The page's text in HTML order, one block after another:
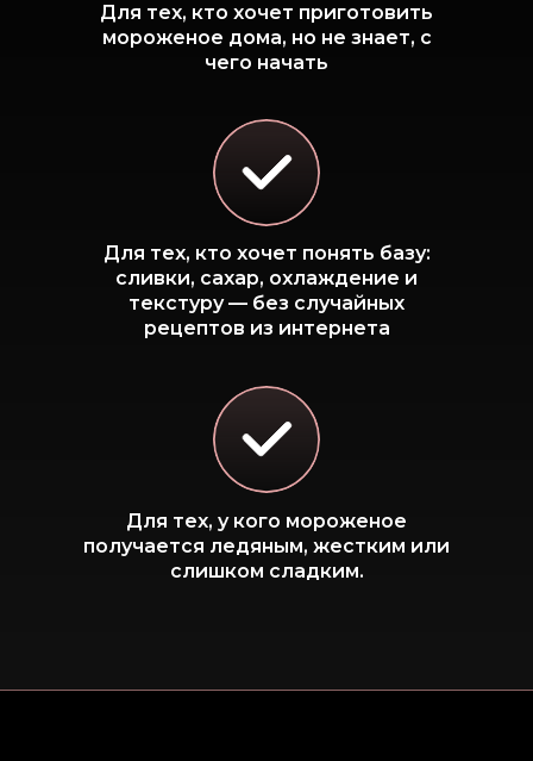
Для тех, кто хочет приготовить
мороженое дома, но не знает, с
чего начать
Для тех, у кого мороженое
получается ледяным, жестким или
слишком сладким.
Для тех, кто хочет понять базу:
сливки, сахар, охлаждение и
текстуру — без случайных
рецептов из интернета